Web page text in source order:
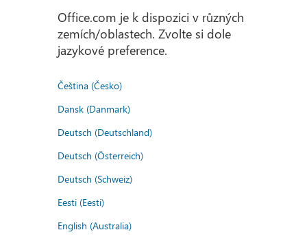
Office.com je k dispozici v různých
zemích/oblastech. Zvolte si dole
jazykové preference.
Čeština (Česko)
Dansk (Danmark)
Deutsch (Deutschland)
Deutsch (Österreich)
Deutsch (Schweiz)
Eesti (Eesti)
English (Australia)